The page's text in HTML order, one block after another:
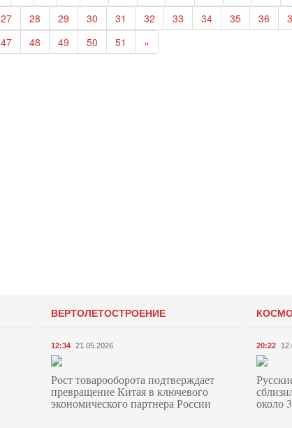
27 28 29 30 31 32 33 34 35 36
47 48 49 50 51 »
ВЕРТОЛЕТОСТРОЕНИЕ
12:34 21.05.2026
Рост товарооборота подтверждает
превращение Китая в ключевого
экономического партнера России
20:22
около